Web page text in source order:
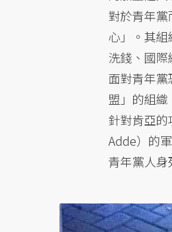
對於青年
心」。其
洗錢、國
面對青年
盟」的組
針對肯亞
Adde）的
青年黨人身